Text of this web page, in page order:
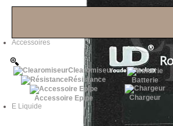
Accessoires
Clearomiseur
Résistance
Accessoire Epipe
Batterie
Chargeur
E Liquide